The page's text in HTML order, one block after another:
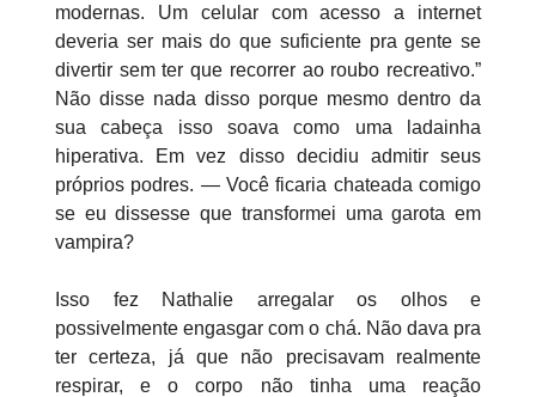
modernas. Um celular com acesso a internet
deveria ser mais do que suficiente pra gente se
divertir sem ter que recorrer ao roubo recreativo.”
Não disse nada disso porque mesmo dentro da
sua cabeça isso soava como uma ladainha
hiperativa. Em vez disso decidiu admitir seus
próprios podres. — Você ficaria chateada comigo
se eu dissesse que transformei uma garota em
vampira?
Isso fez Nathalie arregalar os olhos e
possivelmente engasgar com o chá. Não dava pra
ter certeza, já que não precisavam realmente
respirar, e o corpo não tinha uma reação